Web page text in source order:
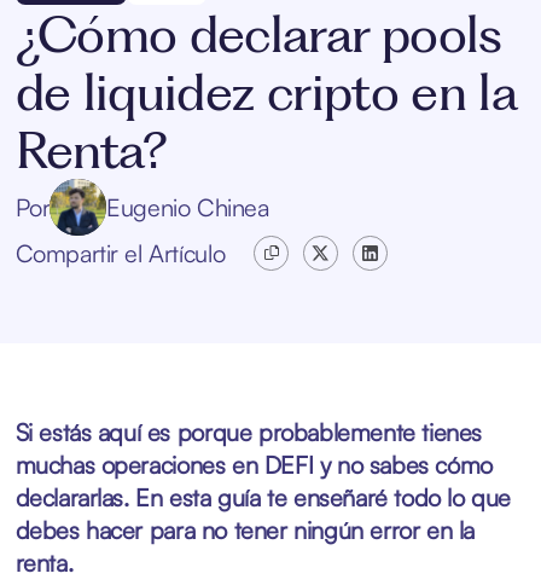
¿Cómo declarar pools
de liquidez cripto en la
Renta?
Por
Eugenio Chinea
Compartir el Artículo
Si estás aquí es porque probablemente tienes
muchas operaciones en DEFI y no sabes cómo
declararlas. En esta guía te enseñaré todo lo que
debes hacer para no tener ningún error en la
renta.